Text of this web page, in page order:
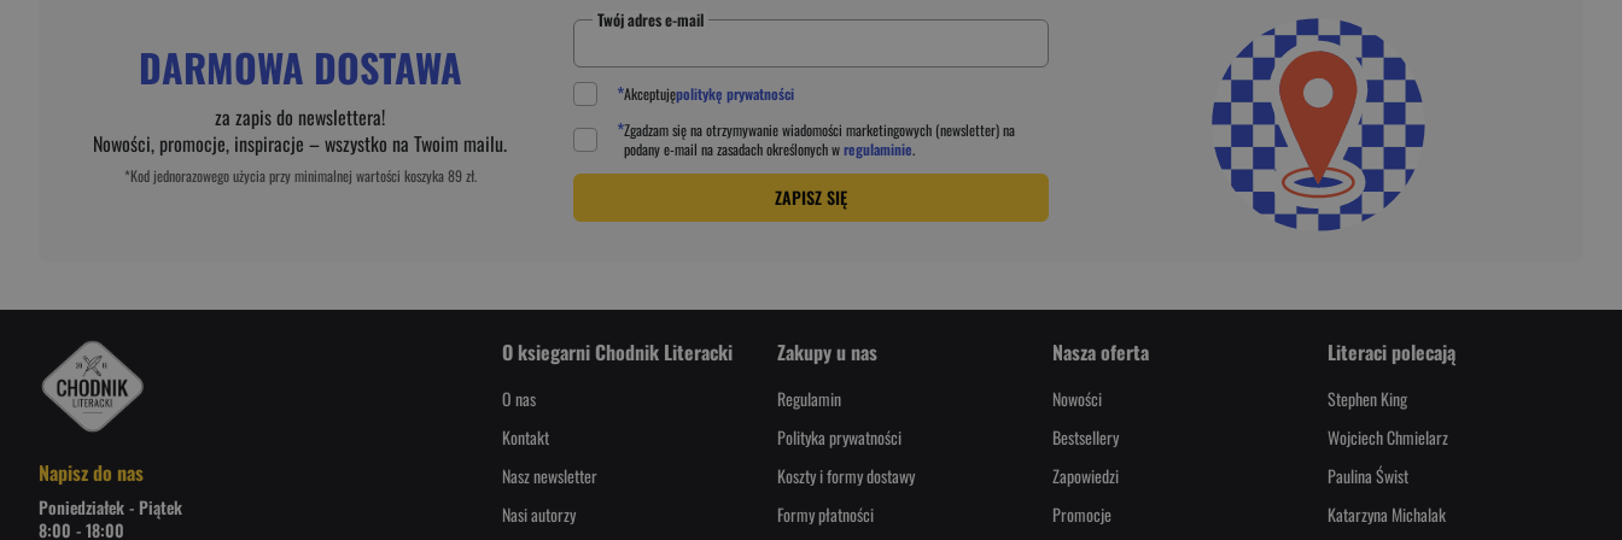
DARMOWA DOSTAWA
za zapis do newslettera!
Nowości, promocje, inspiracje – wszystko na Twoim mailu.
*Kod jednorazowego użycia przy minimalnej wartości koszyka 89 zł.
Twój adres e-mail
*Akceptujępolitykę prywatności
*Zgadzam się na otrzymywanie wiadomości marketingowych (newsletter) na
podanye-mail na zasadach określonych wregulaminie.
ZAPISZ SIĘ
Napisz do nas
Poniedziałek - Piątek
8:00 - 18:00
O ksiegarni Chodnik Literacki
O nas
Kontakt
Nasz newsletter
Nasi autorzy
Zakupy u nas
Regulamin
Polityka prywatności
Koszty i formy dostawy
Formy płatności
Nasza oferta
Nowości
Bestsellery
Zapowiedzi
Promocje
Literaci polecają
Stephen King
Wojciech Chmielarz
Paulina Świst
Katarzyna Michalak